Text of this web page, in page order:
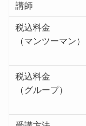
講師
税込料金
（マンツーマン）
税込料金
（グループ）